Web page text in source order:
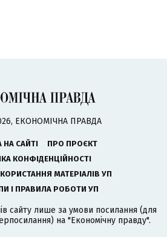
ЕКОНОМІЧНА ПРАВДА
НА САЙТІ
ПРО ПРОЄКТ
КОНФІДЕНЦІЙНОСТІ
МАТЕРІАЛІВ УП
І ПРАВИЛА РОБОТИ УП
сайту лише за умови посилання (для
на "Економічну правду".